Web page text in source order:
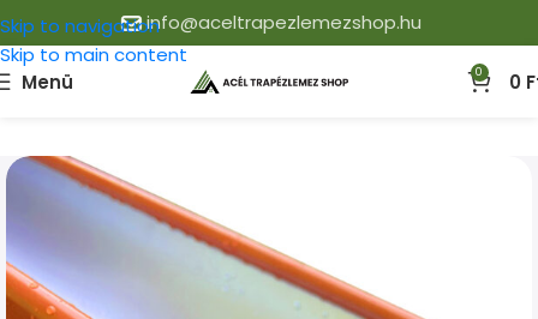
Skip to navigation
Skip to main content
info@aceltrapezlemezshop.hu
Menü 0 0